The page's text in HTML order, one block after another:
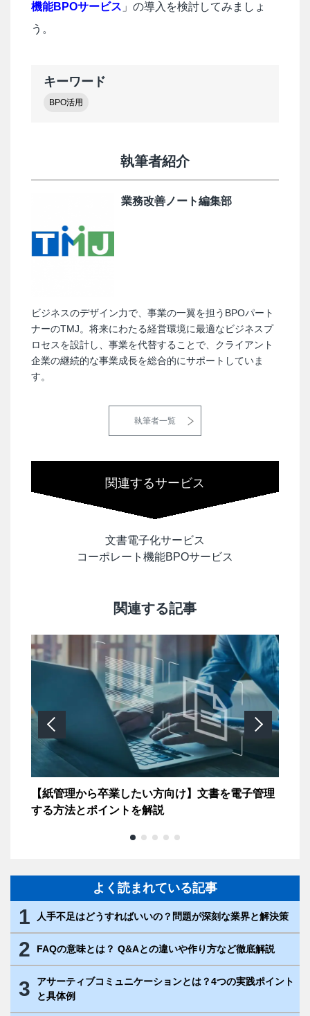
機能BPOサービス 」の導入を検討してみましょ
う。
キーワード
BPO活用
執筆者紹介
業務改善ノート編集部
ビジネスのデザイン力で、事業の一翼を担うBPOパート
ナーのTMJ。将来にわたる経営環境に最適なビジネスプ
ロセスを設計し、事業を代替することで、クライアント
企業の継続的な事業成長を総合的にサポートしていま
す。
執筆者一覧
関連するサービス
文書電子化サービス
コーポレート機能BPOサービス
関連する記事
【紙管理から卒業したい方向け】文書を電子管理
する方法とポイントを解説
よく読まれている記事
1 人手不足はどうすればいいの？問題が深刻な業界と解決策
2 FAQの意味とは？ Q&Aとの違いや作り方など徹底解説
3
アサーティブコミュニケーションとは？4つの実践ポイント
と具体例